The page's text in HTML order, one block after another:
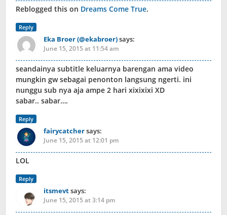
Reblogged this on Dreams Come True.
Reply
Eka Broer (@ekabroer)says:
June 15, 2015 at 11:54 am
seandainya subtitle keluarnya barengan ama video
mungkin gw sebagai penonton langsung ngerti. ini
nunggu sub nya aja ampe 2 hari xixixixi XD
sabar.. sabar….
Reply
fairycatchersays:
June 15, 2015 at 12:01 pm
LOL
Reply
itsmevtsays:
June 15, 2015 at 3:14 pm